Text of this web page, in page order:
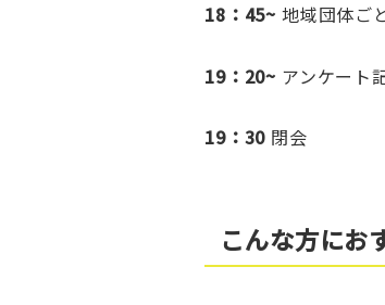
18：45~ 地域団体ご
19：20~ アンケート
19：30 閉会
こんな方にお